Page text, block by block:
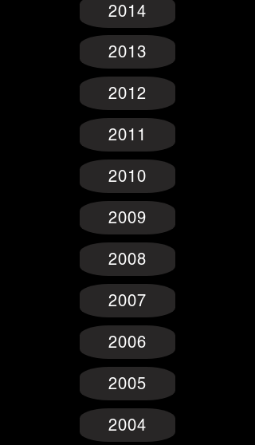
2014
2013
2012
2011
2010
2009
2008
2007
2006
2005
2004